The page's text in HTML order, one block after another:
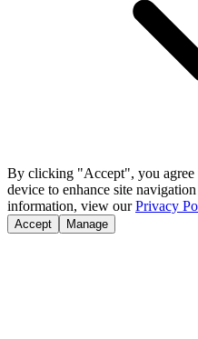
By clicking "Accept", you agree
device to enhance site
information, view our Privacy
Accept Manage